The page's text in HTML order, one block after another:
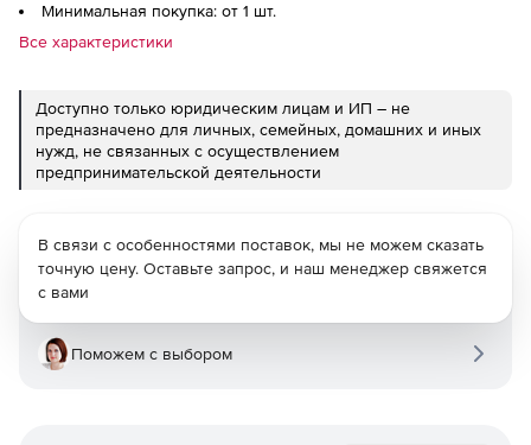
Минимальная покупка: от 1 шт.
Все характеристики
Доступно только юридическим лицам и ИП – не
предназначено для личных, семейных, домашних и иных
нужд, не связанных с осуществлением
предпринимательской деятельности
В связи с особенностями поставок, мы не можем сказать
точную цену. Оставьте запрос, и наш менеджер свяжется
с вами
Поможем с выбором